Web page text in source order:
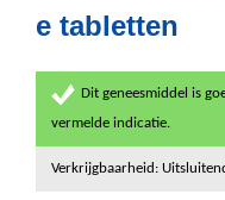
e tabletten
Dit geneesmiddel is
vermelde indicatie.
Verkrijgbaarheid: